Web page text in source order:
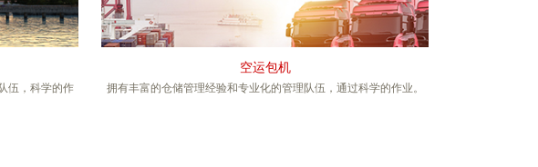
伍，科学的作
空运包机
拥有丰富的仓储管理经验和专业化的管理队伍，通过科学的作业。